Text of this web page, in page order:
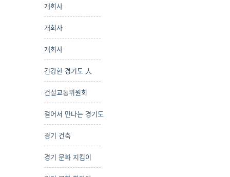
개회사
개회사
개회사
건강한 경기도 人
건설교통위원회
걸어서 만나는 경기도
경기 건축
경기 문화 지킴이